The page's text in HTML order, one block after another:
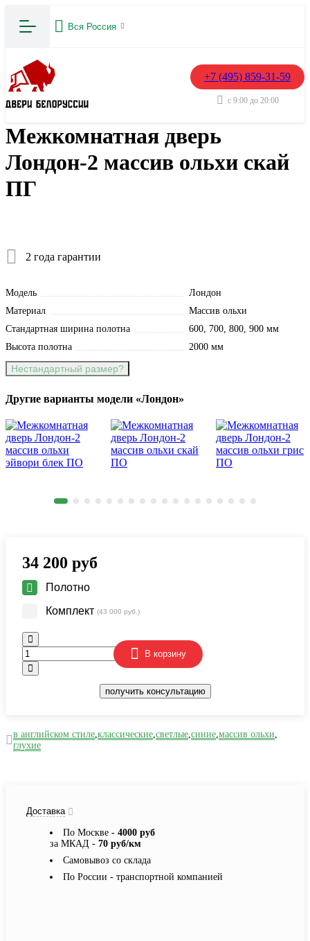
Вся Россия
+7 (495) 859-31-59
с 9:00 до 20:00
Межкомнатная дверь
Лондон-2 массив ольхи скай
ПГ
2 года гарантии
Модель
Лондон
Материал
Массив ольхи
Стандартная ширина полотна
600, 700, 800, 900 мм
Высота полотна
2000 мм
Нестандартный размер?
Другие варианты модели «Лондон»
34 200 руб
Полотно
Комплект (43 000 руб.)
В корзину
получить консультацию
в английском стиле,классические,светлые,синие,массив ольхи,
глухие
Доставка
По Москве - 4000 руб
за МКАД - 70 руб/км
Самовывоз со склада
По России - транспортной компанией